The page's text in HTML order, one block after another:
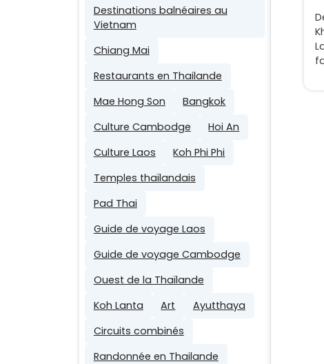
Destinations balnéaires au
Vietnam
Chiang Mai
Restaurants en Thailande
Mae Hong Son
Bangkok
Culture Cambodge
Hoi An
Culture Laos
Koh Phi Phi
Temples thaïlandais
Pad Thai
Guide de voyage Laos
Guide de voyage Cambodge
Ouest de la Thaïlande
Koh Lanta
Art
Ayutthaya
Circuits combinés
Randonnée en Thailande